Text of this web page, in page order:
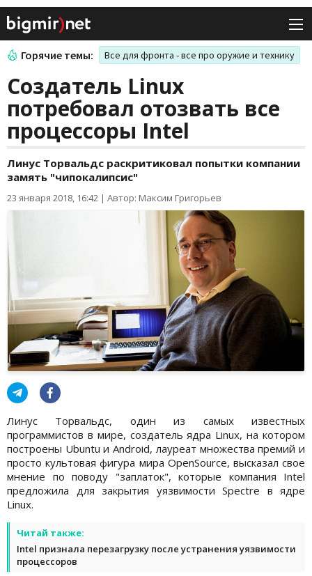
Горячие темы: Все для фронта - все про оружие и технику
Создатель Linux
потребовал отозвать все
процессоры Intel
Линус Торвальдс раскритиковал попытки компании
замять "чипокалипсис"
23 января 2018, 16:42 | Автор: Максим Григорьев
Линус Торвальдс, один из самых известных
программистов в мире, создатель ядра Linux, на котором
построены Ubuntu и Android, лауреат множества премий и
просто культовая фигура мира OpenSource, высказал свое
мнение по поводу "заплаток", которые компания Intel
предложила для закрытия уязвимости Spectre в ядре
Linux.
Читай также:
Intel признала перезагрузку после устранения уязвимости
процессоров